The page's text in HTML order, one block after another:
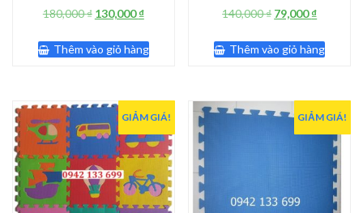
180,000₫ Giá
là:
180,000 ₫.
130,000₫Giá
tại
là:
Thêm vào giỏ hàng
140,000₫ Giá
là:
140,000 ₫.
79,000₫Giá
tại
là:
Thêm vào giỏ hàng
GIẢM GIÁ! GIẢM GIÁ!